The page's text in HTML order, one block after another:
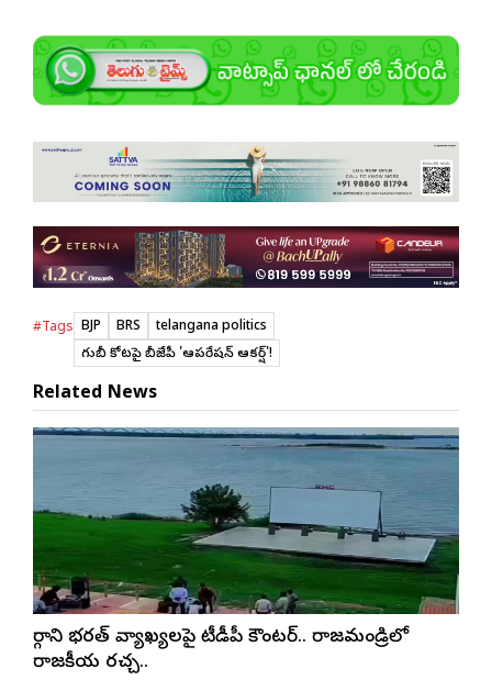
#Tags BJP BRS
telangana politics
గులాబీ కోటపై బీజేపీ 'ఆపరేషన్ ఆకర్ష్'!
Related News
మార్గాని భరత్ వ్యాఖ్యలపై టీడీపీ కౌంటర్.. రాజమండ్రిలో
రాజకీయ రచ్చ..